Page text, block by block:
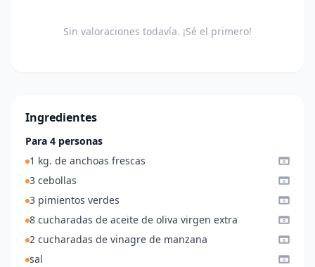
Sin valoraciones todavía. ¡Sé el primero!
Ingredientes
Para 4 personas
1 kg. de anchoas frescas
3 cebollas
3 pimientos verdes
8 cucharadas de aceite de oliva virgen extra
2 cucharadas de vinagre de manzana
sal